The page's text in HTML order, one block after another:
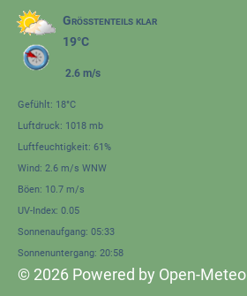
Größtenteils klar
19°C
2.6 m/s
Gefühlt: 18°C
Luftdruck: 1018 mb
Luftfeuchtigkeit: 61%
Wind: 2.6 m/s WNW
Böen: 10.7 m/s
UV-Index: 0.05
Sonnenaufgang: 05:33
Sonnenuntergang: 20:58
© 2026 Powered by Open-Meteo